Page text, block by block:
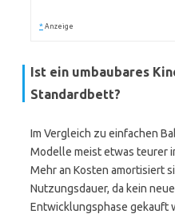
* Anzeige
Ist ein umbaubares
Standardbett?
Im Vergleich zu einfachen
Modelle meist etwas teurer
Mehr an Kosten amortisiert
Nutzungsdauer, da kein
Entwicklungsphase gekauft